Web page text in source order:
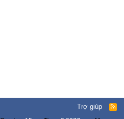
Trợ giúp
R